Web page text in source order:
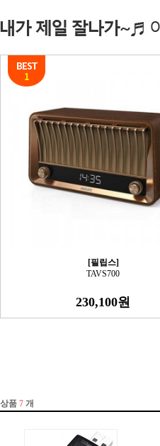
[필립스]
TAVS700
230,100원